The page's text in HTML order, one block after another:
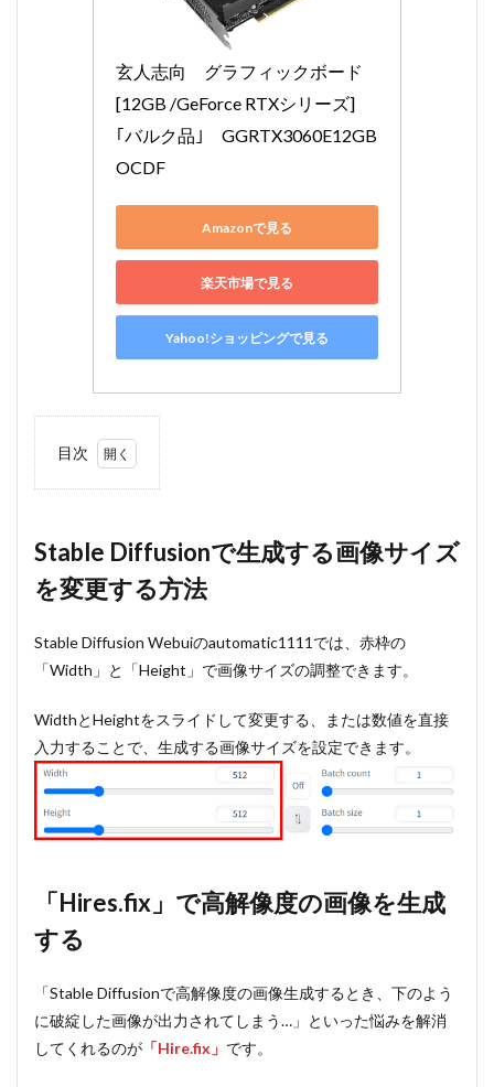
玄人志向　グラフィックボード
[12GB /GeForce RTXシリーズ]
｢バルク品｣　GGRTX3060E12GB
OCDF
Amazonで見る
楽天市場で見る
Yahoo!ショッピングで見る
目次
で生成す
る画像サ
イズを変
更する方
「Hires.fix」
の画像を生
成する
①「Hire.fix」
での画像生成
の仕組み
2.3
の効果
3
「Aspect
Stable Diffusionで生成する画像サイズ
を変更する方法
Stable Diffusion Webuiのautomatic1111では、赤枠の
「Width」と「Height」で画像サイズの調整できます。
WidthとHeightをスライドして変更する、または数値を直接
入力することで、生成する画像サイズを設定できます。
「Hires.fix」で高解像度の画像を生成
する
「Stable Diffusionで高解像度の画像生成するとき、下のよう
に破綻した画像が出力されてしまう…」といった悩みを解消
してくれるのが 「Hire.fix」 です。